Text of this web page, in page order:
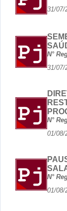
31/
N°
31/
N°
01/
N°
01/